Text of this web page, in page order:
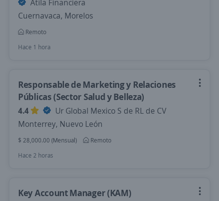
Atila Financiera
Cuernavaca, Morelos
Remoto
Hace 1 hora
Responsable de Marketing y Relaciones
Públicas (Sector Salud y Belleza)
4.4
Ur Global Mexico S de RL de CV
Monterrey, Nuevo León
$ 28,000.00 (Mensual)
Remoto
Hace 2 horas
Key Account Manager (KAM)